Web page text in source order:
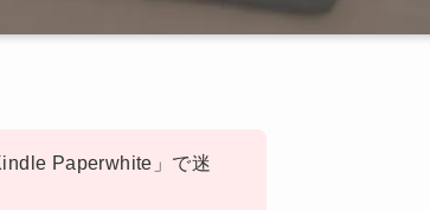
Paperwhite」で迷